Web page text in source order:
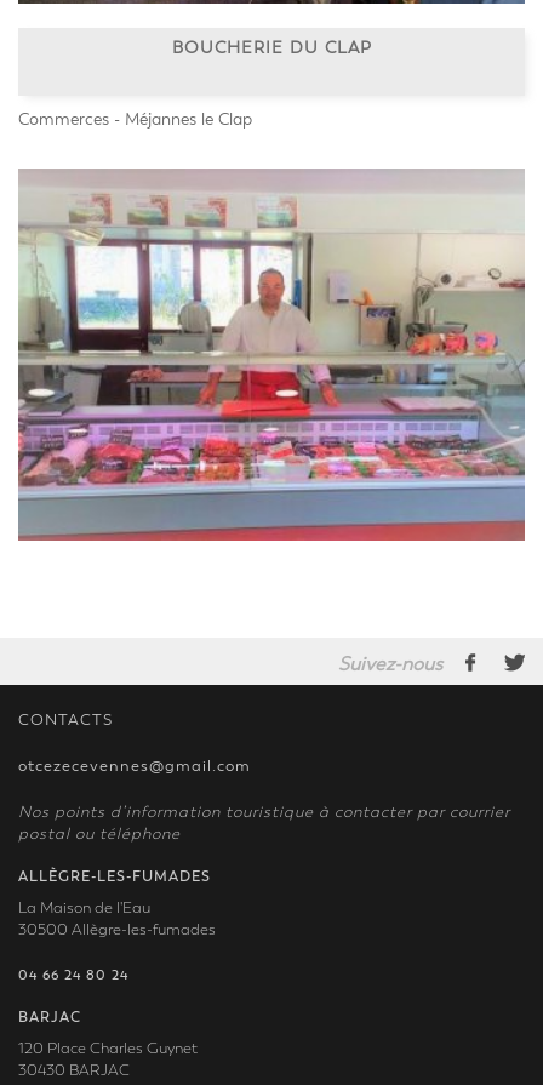
BOUCHERIE DU CLAP
Commerces - Méjannes le Clap
Suivez-nous
CONTACTS
otcezecevennes@gmail.com
Nos points d’information touristique à contacter par courrier
postal ou téléphone
ALLÈGRE-LES-FUMADES
La Maison de l'Eau
30500 Allègre-les-fumades
04 66 24 80 24
BARJAC
120 Place Charles Guynet
30430 BARJAC